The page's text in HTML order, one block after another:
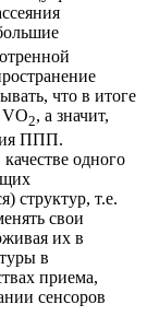
что в итоге
VO2, а значит,
ППП.
одного
структур, т.е.
свои
их в
в
приема,
сенсоров